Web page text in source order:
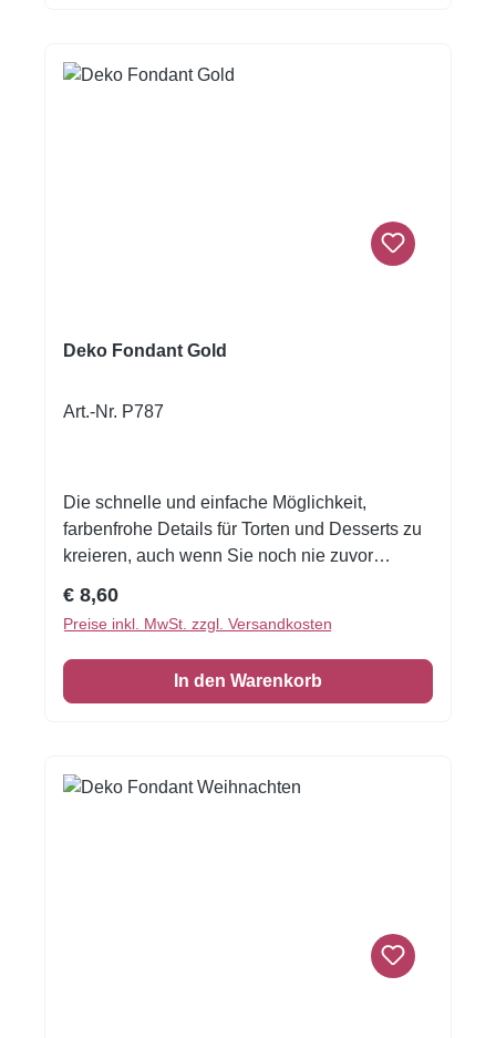
Deko Fondant Gold
Art.-Nr. P787
Die schnelle und einfache Möglichkeit,
farbenfrohe Details für Torten und Desserts zu
kreieren, auch wenn Sie noch nie zuvor
schneiden oder stanzen Sie jede beliebige
Form - keine Vorbereitung. Fondantfolie hat
einen leichten, süßen Geschmack. Auch das
Einschlagen von Keksen oder Kuchen ist
Regulärer Preis:
€ 8,60
Preise inkl. MwSt. zzgl. Versandkosten
In den Warenkorb